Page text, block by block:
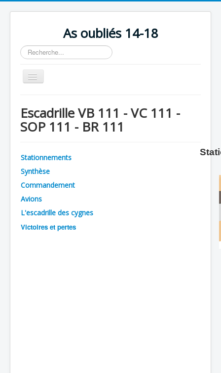
As oubliés 14-18
Rechercher
Basculer
la
Chronologie
Escadrilles
Avions
Personnels
Formation
Doctrines
Escadrille VB 111 - VC 111 -
SOP 111 - BR 111
Stationnements
Synthèse
Commandement
Avions
L'escadrille des cygnes
Victoires et pertes